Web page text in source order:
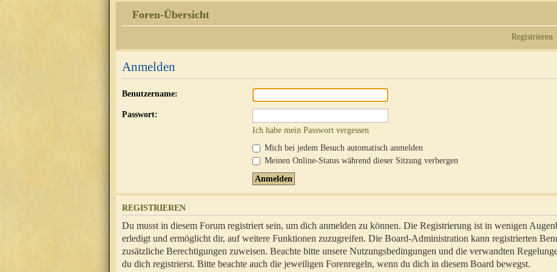
Foren-Übersicht
Registrieren
Anmelden
Benutzername:
Passwort:
Ich habe mein Passwort vergessen
Mich bei jedem Besuch automatisch anmelden
Meinen Online-Status während dieser Sitzung verbergen
REGISTRIEREN
Du musst in diesem Forum registriert sein, um dich anmelden zu können. Die Registrierung ist in wenigen
erledigt und ermöglicht dir, auf weitere Funktionen zuzugreifen. Die Board-Administration kann registrierten
zusätzliche Berechtigungen zuweisen. Beachte bitte unsere Nutzungsbedingungen und die verwandten
du dich registrierst. Bitte beachte auch die jeweiligen Forenregeln, wenn du dich in diesem Board bewegst.